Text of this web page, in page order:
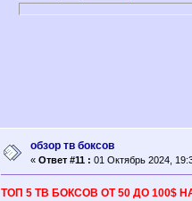
обзор тв боксов
« Ответ #11 : 01 Октябрь 2024,
ТОП 5 ТВ БОКСОВ ОТ 50 ДО 100$